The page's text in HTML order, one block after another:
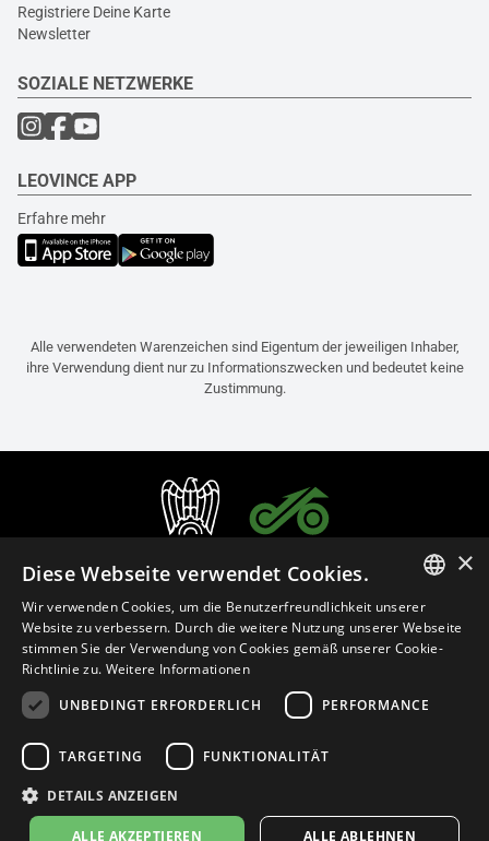
Registriere Deine Karte
Newsletter
SOZIALE NETZWERKE
LEOVINCE APP
Erfahre mehr
Alle verwendeten Warenzeichen sind Eigentum der jeweiligen Inhaber,
ihre Verwendung dient nur zu Informationszwecken und bedeutet keine
Zustimmung.
Deutsch (Österreich)
ITALIAN
ENGLISH
×
Diese Webseite verwendet Cookies.
Wir verwenden Cookies, um die Benutzerfreundlichkeit unserer
Website zu verbessern. Durch die weitere Nutzung unserer Webseite
stimmen Sie der Verwendung von Cookies gemäß unserer Cookie-
Richtlinie zu. Weitere Informationen
UNBEDINGT ERFORDERLICH
PERFORMANCE
TARGETING FUNKTIONALITÄT
DETAILS ANZEIGEN
ALLE AKZEPTIEREN ALLE ABLEHNEN